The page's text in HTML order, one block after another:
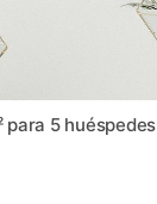
para 5 huéspedes